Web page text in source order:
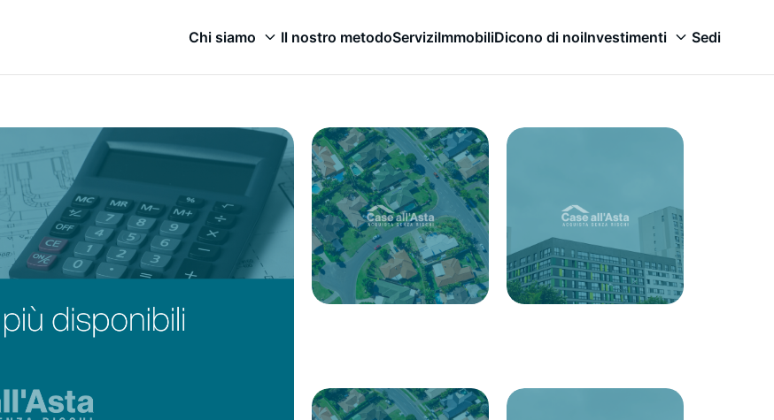
Chi siamo Il nostro metodoServiziImmobiliDicono di noiInvestimenti Sedi